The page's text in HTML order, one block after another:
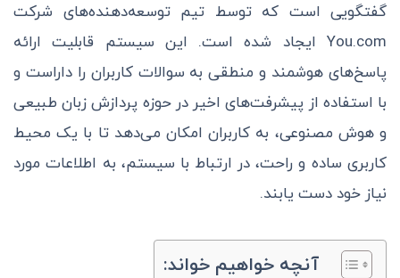
گفتگویی است که توسط تیم توسعه‌دهنده‌های شرکت
You.com ایجاد شده است. این سیستم قابلیت ارائه
پاسخ‌های هوشمند و منطقی به سوالات کاربران را داراست و
با استفاده از پیشرفت‌های اخیر در حوزه پردازش زبان طبیعی
و هوش مصنوعی، به کاربران امکان می‌دهد تا با یک محیط
کاربری ساده و راحت، در ارتباط با سیستم، به اطلاعات مورد
نیاز خود دست یابند.
آنچه خواهیم خواند: